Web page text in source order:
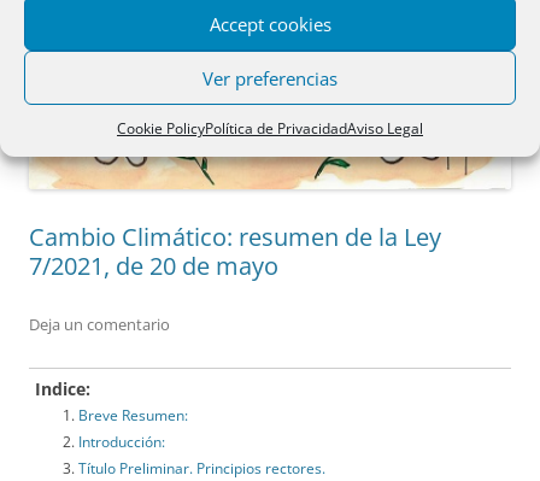
Accept cookies
Ver preferencias
Cookie PolicyPolítica de PrivacidadAviso Legal
Cambio Climático: resumen de la Ley
7/2021, de 20 de mayo
Deja un comentario
Indice:
Breve Resumen:
Introducción:
Título Preliminar. Principios rectores.